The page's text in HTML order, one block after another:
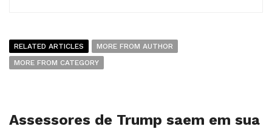
RELATED ARTICLES
MORE FROM AUTHOR
MORE FROM CATEGORY
Assessores de Trump saem em sua